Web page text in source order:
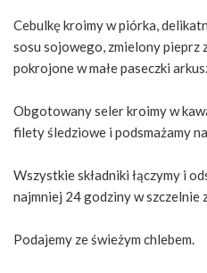
Cebulkę kroimy w piórka,
sosu sojowego, zmielony pieprz
pokrojone w małe paseczki
Obgotowany seler kroimy w
filety śledziowe i podsmażamy
Wszystkie składniki łączymy i
najmniej 24 godziny w szczelnie
Podajemy ze świeżym chlebem.